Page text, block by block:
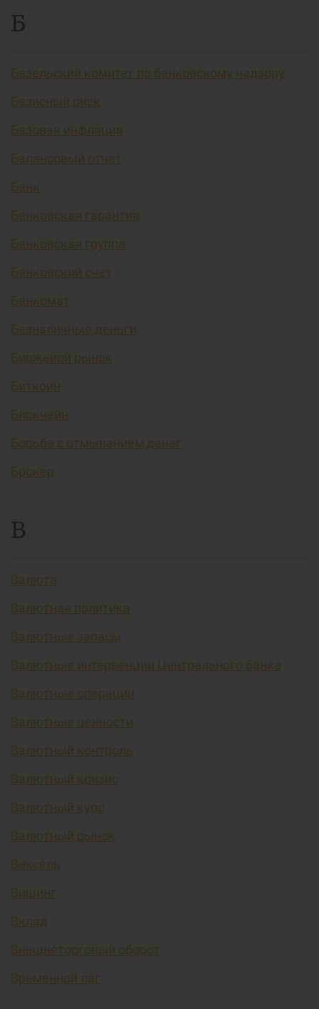
Б
Базельский комитет по банковскому надзору
Базисный риск
Базовая инфляция
Балансовый отчет
Банк
Банковская гарантия
Банковская группа
Банковский счет
Банкомат
Безналичные деньги
Биржевой рынок
Биткоин
Блокчейн
Борьба с отмыванием денег
Брокер
В
Валюта
Валютная политика
Валютные запасы
Валютные интервенции Центрального банка
Валютные операции
Валютные ценности
Валютный контроль
Валютный кризис
Валютный курс
Валютный рынок
Вексель
Вишинг
Вклад
Внешнеторговый оборот
Временной лаг